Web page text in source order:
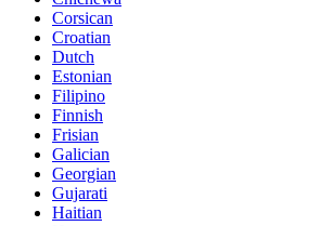
Corsican
Croatian
Dutch
Estonian
Filipino
Finnish
Frisian
Galician
Georgian
Gujarati
Haitian